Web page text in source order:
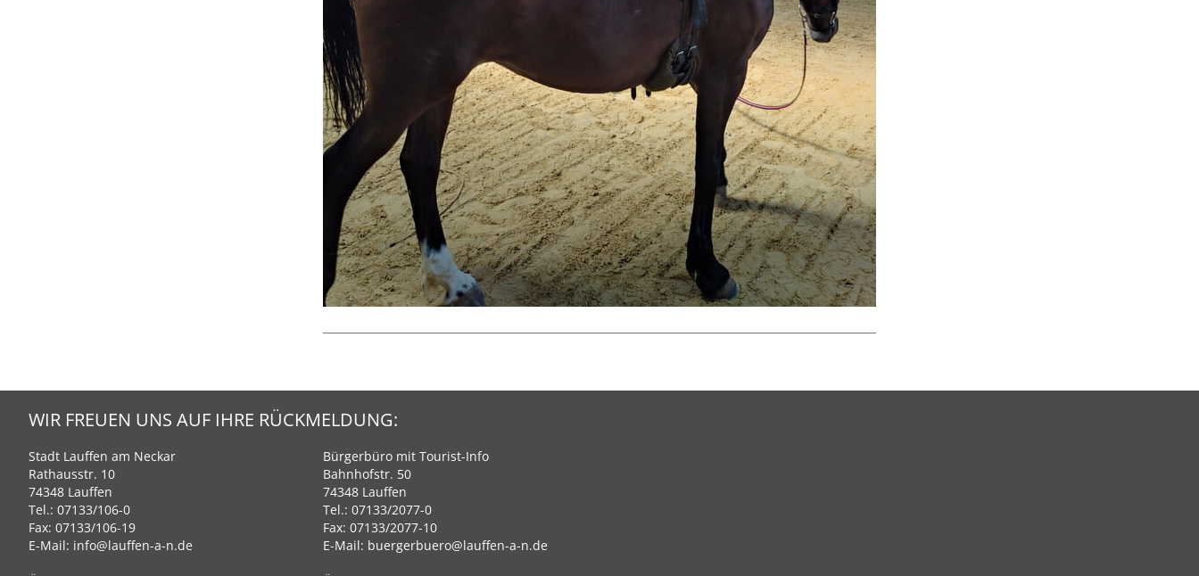
WIR FREUEN UNS AUF IHRE RÜCKMELDUNG:
Stadt Lauffen am Neckar
Rathausstr. 10
74348 Lauffen
Tel.: 07133/106-0
Fax: 07133/106-19
E-Mail: info@lauffen-a-n.de
Bürgerbüro mit Tourist-Info
Bahnhofstr. 50
74348 Lauffen
Tel.: 07133/2077-0
Fax: 07133/2077-10
E-Mail: buergerbuero@lauffen-a-n.de